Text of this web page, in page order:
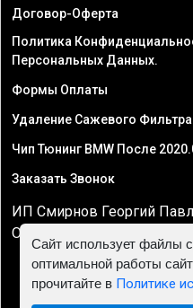
Договор-Оферта
Политика
Персональных Данных.
Формы Оплаты
Удаление Сажевого Фильтра
Чип Тюнинг BMW После
Заказать Звонок
ИП Смирнов Георгий
ОГРНИП 324470400032610
Сайт использует файлы
оптимальной работы
прочитайте в Политике